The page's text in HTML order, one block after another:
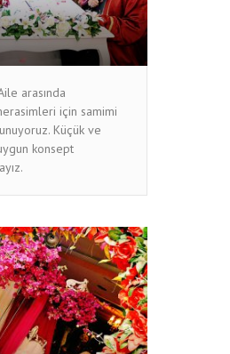
arasında
için samimi
Küçük ve
konsept